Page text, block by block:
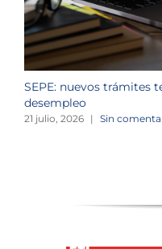
SEPE: nuevos trámites
desempleo
21 julio, 2026 | Sin